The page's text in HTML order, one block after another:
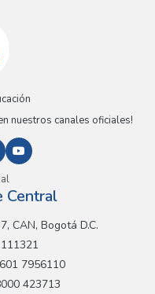
nuestros canales oficiales!
Central
CAN, Bogotá D.C.
111321
7956110
423713